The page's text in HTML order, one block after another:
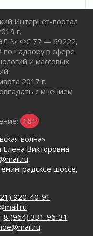
как
почетных
жизни»
подготовку
Интернет-портал
г.
ЭЛ № ФС 77 — 69222,
надзору в сфере
и массовых
2017 г.
с мнением
16+
волна»
Елена Викторовна
шоссе,
920-40-91
8 (964) 331-96-31